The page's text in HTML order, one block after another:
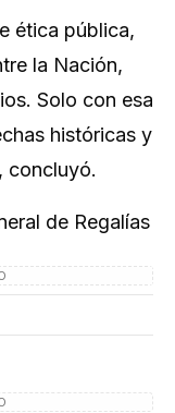
ética pública,
la Nación,
Solo con esa
históricas y
concluyó.
de Regalías